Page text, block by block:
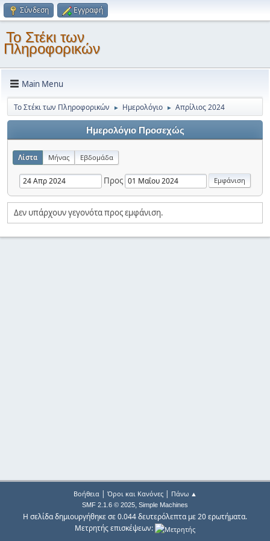
Σύνδεση Εγγραφή
Το Στέκι των
Πληροφορικών
Main Menu
Το Στέκι των Πληροφορικών ► Ημερολόγιο ► Απρίλιος 2024
Ημερολόγιο Προσεχώς
Λίστα Μήνας Εβδομάδα
Προς
Δεν υπάρχουν γεγονότα προς εμφάνιση.
Βοήθεια| Όροι και Κανόνες| Πάνω ▲
SMF 2.1.6 © 2025, Simple Machines
Η σελίδα δημιουργήθηκε σε 0.044 δευτερόλεπτα με 20 ερωτήματα.
Μετρητής επισκέψεων: